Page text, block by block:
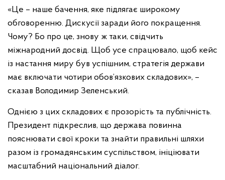
«Це – наше бачення, яке підлягає широкому
обговоренню. Дискусії заради його покращення.
Чому? Бо про це, знову ж таки, свідчить
міжнародний досвід. Щоб усе спрацювало, щоб кейс
із настання миру був успішним, стратегія держави
має включати чотири обов’язкових складових», –
сказав Володимир Зеленський.
Однією з цих складових є прозорість та публічність.
Президент підкреслив, що держава повинна
пояснювати свої кроки та знайти правильні шляхи
разом із громадянським суспільством, ініціювати
масштабний національний діалог.